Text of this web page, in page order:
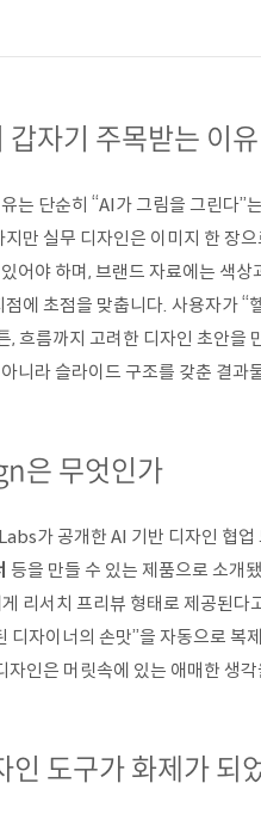
자기 주목받는 이유
는 단순히 “AI가 그림을 그린다
만 실무 디자인은 이미지 한 장
어야 하며, 브랜드 자료에는 색
점에 초점을 맞춥니다. 사용자가
, 흐름까지 고려한 디자인 초안
니라 슬라이드 구조를 갖춘 결과
은 무엇인가
가 공개한 AI 기반 디자인 협
등을 만들 수 있는 제품으로 소개
리서치 프리뷰 형태로 제공된다
디자이너의 손맛”을 자동으로
자인은 머릿속에 있는 애매한 생
인 도구가 화제가 되